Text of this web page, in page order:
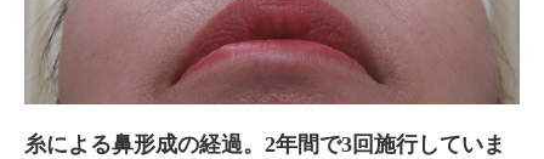
糸による鼻形成の経過。2年間で3回施行していま